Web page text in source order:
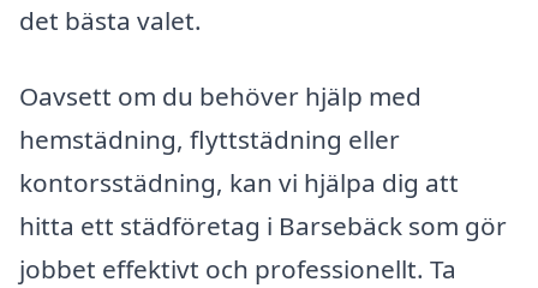
det bästa valet.
Oavsett om du behöver hjälp med
hemstädning, flyttstädning eller
kontorsstädning, kan vi hjälpa dig att
hitta ett städföretag i Barsebäck som gör
jobbet effektivt och professionellt. Ta